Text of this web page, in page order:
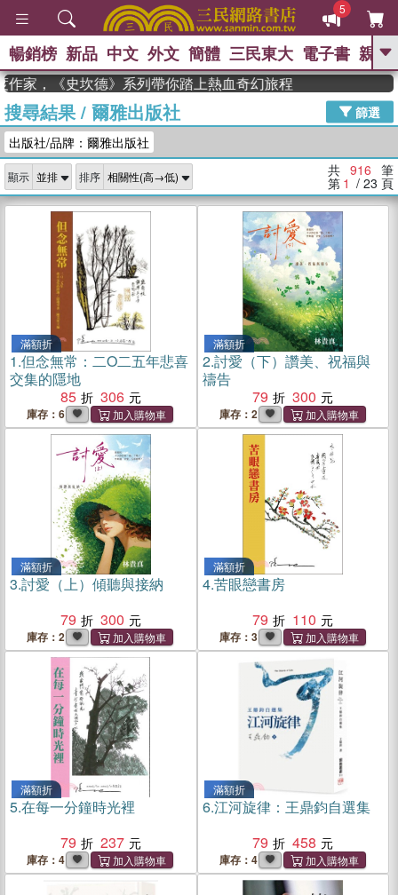
5
GO
熱搜： The Odyssey 、
父親節 、 如果歷史是一群喵 、 暑期
念華 、 台灣的李登輝時代 、 數學女
孩：黎曼猜想
偉大的迷走神經
暢銷榜 新品 中文 外文 簡體 三民東大 電子書 親子
史坎德》系列帶你踏上熱血奇幻旅程
搜尋結果/ 爾雅出版社
篩選
出版社/品牌：爾雅出版社
顯示 排序 共 916 筆
第 1 / 23 頁
滿額折
1.但念無常：二O二五年悲喜
交集的隱地
85
306
庫存：6
滿額折
2.討愛（下）讚美、祝福與
禱告
79
300
庫存：2
滿額折
3.討愛（上）傾聽與接納
79
300
庫存：2
滿額折
4.苦眼戀書房
79
110
庫存：3
滿額折
5.在每一分鐘時光裡
79
237
庫存：4
滿額折
6.江河旋律：王鼎鈞自選集
79
458
庫存：4